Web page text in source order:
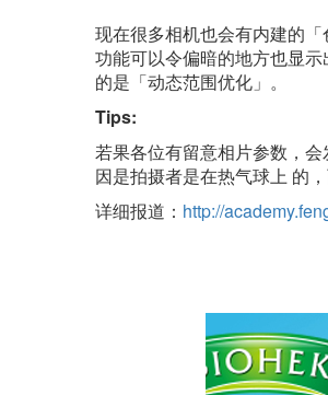
现在很多相机也会有内建的
功能可以令偏暗的地方也显
的是「动态范围优化」。
Tips:
若果各位有留意相片参数，
因是拍摄者是在热气球上 的
详细报道： http://